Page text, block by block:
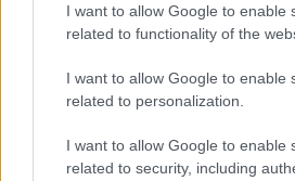
I want to allow Google to enable
related to functionality of the
I want to allow Google to enable
related to personalization.
I want to allow Google to enable
related to security, including
Come ottenere labbra perfette
Cristian Castiglioni · 7 Ago 2026